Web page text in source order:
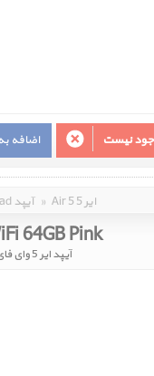
اضافه نیست
iPad آیپد » Air 5 ایر 5
64GB Pink
آیپد ایر 5 وای فای 64 گیگابایت صورتی